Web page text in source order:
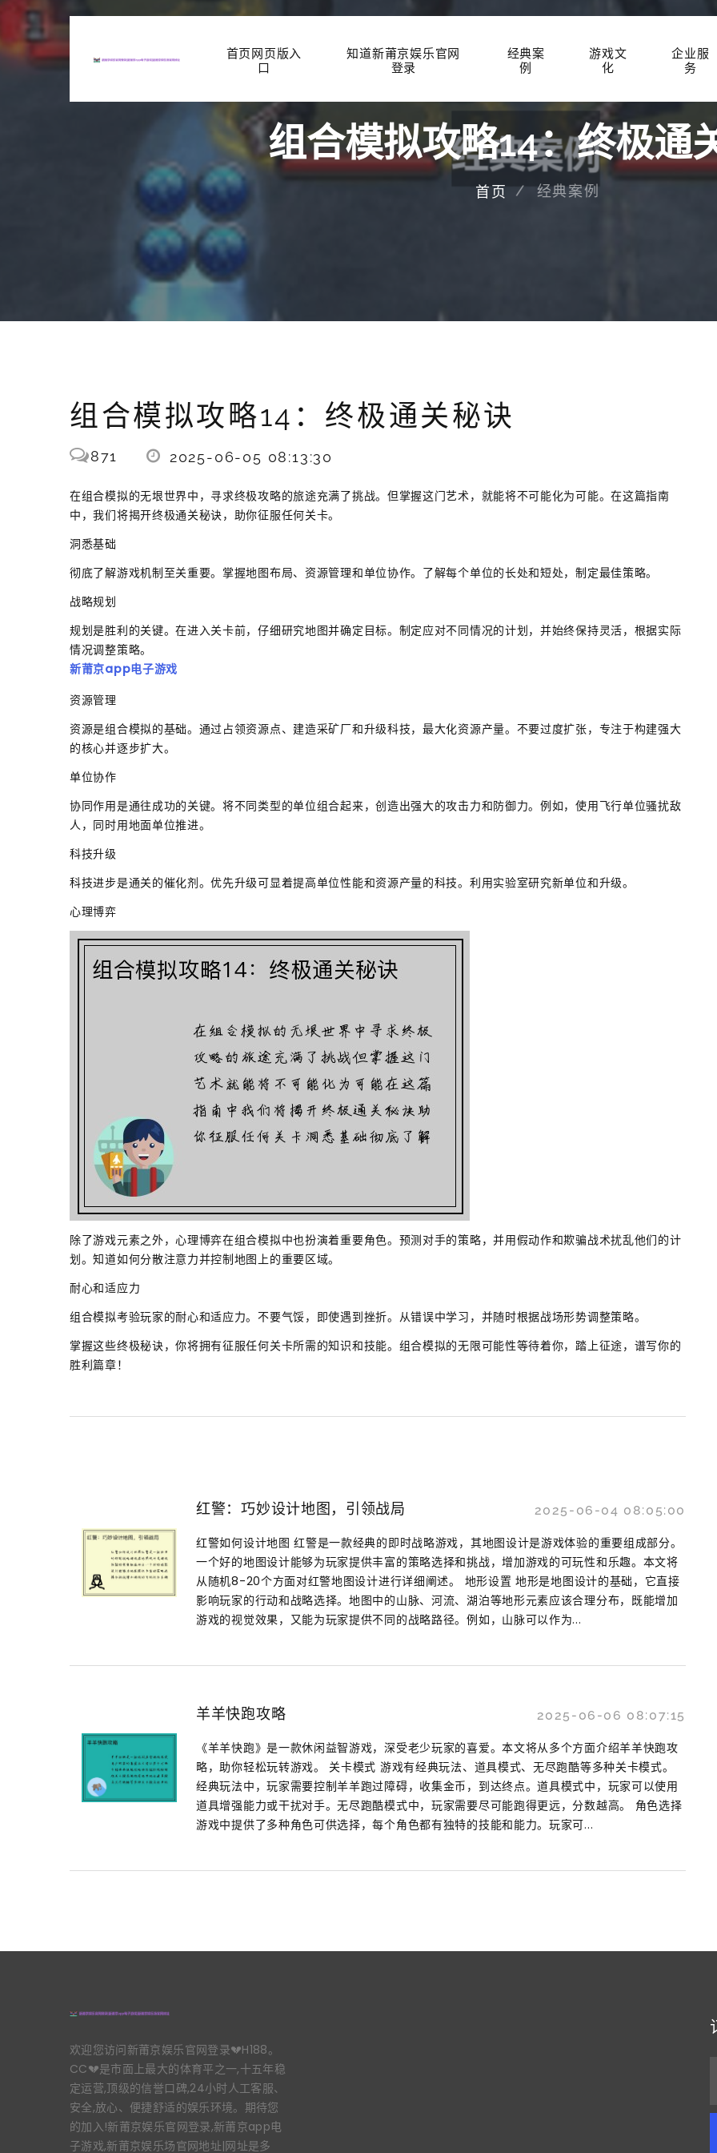
首页网页版入
口
知道新莆京娱乐官网
登录
经典案
例
游戏文
化
企业服
务
组合模拟攻略14：终极通
首页 经典案例
组合模拟攻略14：终极通关秘诀
871 2025-06-05 08:13:30
在组合模拟的无垠世界中，寻求终极攻略的旅途充满了挑战。但掌握这门艺术，就能将不可能化为可能。在这篇指南
中，我们将揭开终极通关秘诀，助你征服任何关卡。
洞悉基础
彻底了解游戏机制至关重要。掌握地图布局、资源管理和单位协作。了解每个单位的长处和短处，制定最佳策略。
战略规划
规划是胜利的关键。在进入关卡前，仔细研究地图并确定目标。制定应对不同情况的计划，并始终保持灵活，根据实际
情况调整策略。
新莆京app电子游戏
资源管理
资源是组合模拟的基础。通过占领资源点、建造采矿厂和升级科技，最大化资源产量。不要过度扩张，专注于构建强大
的核心并逐步扩大。
单位协作
协同作用是通往成功的关键。将不同类型的单位组合起来，创造出强大的攻击力和防御力。例如，使用飞行单位骚扰敌
人，同时用地面单位推进。
科技升级
科技进步是通关的催化剂。优先升级可显着提高单位性能和资源产量的科技。利用实验室研究新单位和升级。
心理博弈
除了游戏元素之外，心理博弈在组合模拟中也扮演着重要角色。预测对手的策略，并用假动作和欺骗战术扰乱他们的计
划。知道如何分散注意力并控制地图上的重要区域。
耐心和适应力
组合模拟考验玩家的耐心和适应力。不要气馁，即使遇到挫折。从错误中学习，并随时根据战场形势调整策略。
掌握这些终极秘诀，你将拥有征服任何关卡所需的知识和技能。组合模拟的无限可能性等待着你，踏上征途，谱写你的
胜利篇章！
红警：巧妙设计地图，引领战局 2025-06-04 08:05:00
红警如何设计地图 红警是一款经典的即时战略游戏，其地图设计是游戏体验的重要组成部分。
一个好的地图设计能够为玩家提供丰富的策略选择和挑战，增加游戏的可玩性和乐趣。本文将
从随机8-20个方面对红警地图设计进行详细阐述。 地形设置 地形是地图设计的基础，它直接
影响玩家的行动和战略选择。地图中的山脉、河流、湖泊等地形元素应该合理分布，既能增加
游戏的视觉效果，又能为玩家提供不同的战略路径。例如，山脉可以作为...
羊羊快跑攻略 2025-06-06 08:07:15
《羊羊快跑》是一款休闲益智游戏，深受老少玩家的喜爱。本文将从多个方面介绍羊羊快跑攻
略，助你轻松玩转游戏。 关卡模式 游戏有经典玩法、道具模式、无尽跑酷等多种关卡模式。
经典玩法中，玩家需要控制羊羊跑过障碍，收集金币，到达终点。道具模式中，玩家可以使用
道具增强能力或干扰对手。无尽跑酷模式中，玩家需要尽可能跑得更远，分数越高。 角色选择
游戏中提供了多种角色可供选择，每个角色都有独特的技能和能力。玩家可...
欢迎您访问新莆京娱乐官网登录💔H188。
CC💔是市面上最大的体育平之一,十五年稳
定运营,顶级的信誉口碑,24小时人工客服、
安全,放心、便捷舒适的娱乐环境。期待您
的加入!新莆京娱乐官网登录,新莆京app电
子游戏,新莆京娱乐场官网地址|网址是多